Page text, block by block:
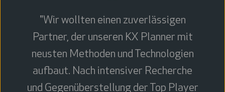
"Wir wollten einen zuverlässigen
Partner, der unseren KX Planner mit
neusten Methoden und Technologien
aufbaut. Nach intensiver Recherche
und Gegenüberstellung der Top Player